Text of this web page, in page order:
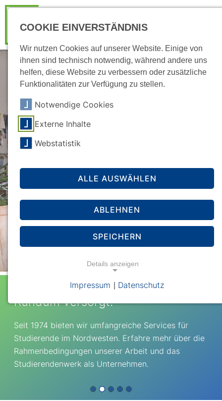
Rundum versorgt!
Seit 1974 bieten wir umfangreiche Services für
Studierende im Nordwesten. Erfahre mehr über die
Rahmenbedingungen unserer Arbeit und das
Studierendenwerk als Unternehmen.
COOKIE EINVERSTÄNDNIS
Wir nutzen Cookies auf unserer Website. Einige von
ihnen sind technisch notwendig, während andere uns
helfen, diese Website zu verbessern oder zusätzliche
Funktionalitäten zur Verfügung zu stellen.
Notwendige Cookies
Externe Inhalte
Webstatistik
ALLE AUSWÄHLEN
ABLEHNEN
SPEICHERN
Details anzeigen
Impressum Datenschutz